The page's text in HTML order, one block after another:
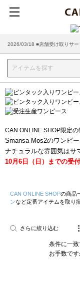
2026/03/18 ■店舗受け取りサー
CAN ONLINE SHOP限定の
Smansa Mos2のワンピ
ナチュラルな雰囲気はサ
10月6日（日）までの受
CAN ONLINE SHOPの商品
ンなど定番アイテムを取り
さらに絞り込む
条件に一致
お手数で